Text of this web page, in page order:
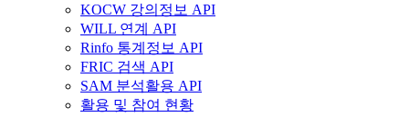
KOCW 강의정보 API
WILL 연계 API
Rinfo 통계정보 API
FRIC 검색 API
SAM 분석활용 API
활용 및 참여 현황